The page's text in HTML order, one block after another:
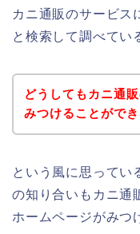
カニ通販のサービス
と検索して調べてい
どうしてもカニ通
みつけることができ
という風に思ってい
の知り合いもカニ通
ホームページがみつ